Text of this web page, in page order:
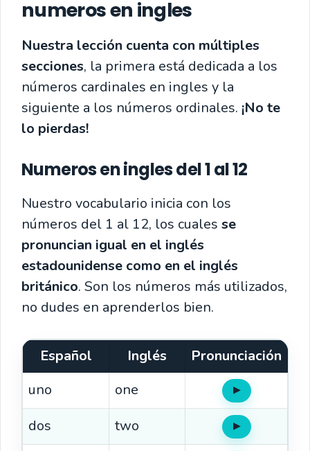
numeros en ingles
Nuestra lección cuenta con múltiples
secciones, la primera está dedicada a los
números cardinales en ingles y la
siguiente a los números ordinales. ¡No te
lo pierdas!
Numeros en ingles del 1 al 12
Nuestro vocabulario inicia con los
números del 1 al 12, los cuales se
pronuncian igual en el inglés
estadounidense como en el inglés
británico. Son los números más utilizados,
no dudes en aprenderlos bien.
Español Inglés
Pronunciación
uno
one ▶Oír
dos two ▶Oír